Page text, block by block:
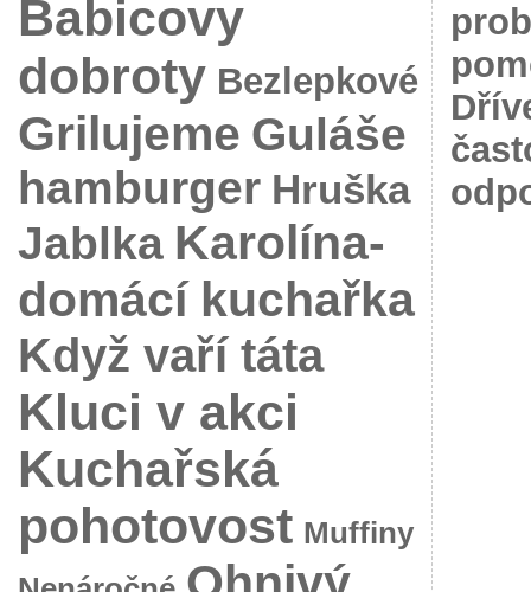
Babicovy
dobroty Bezlepkové
Grilujeme Guláše
hamburger Hruška
Jablka Karolína-
domácí kuchařka
Když vaří táta
Kluci v akci
Kuchařská
pohotovost Muffiny